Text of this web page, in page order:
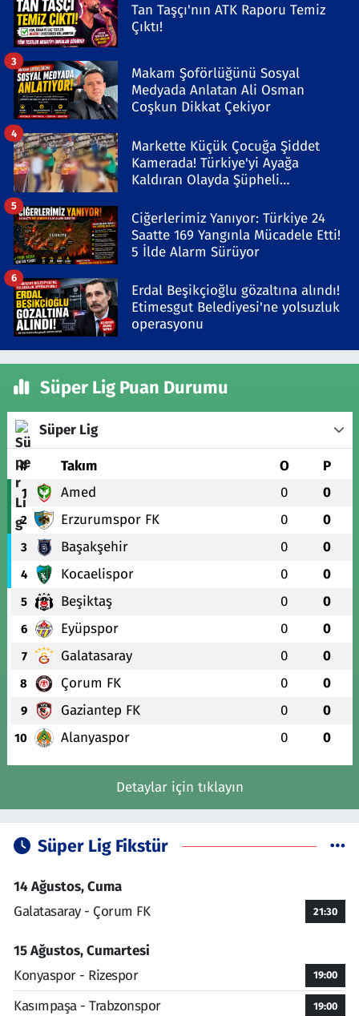
Tan Taşçı'nın ATK Raporu Temiz
Çıktı!
Makam Şoförlüğünü Sosyal
Medyada Anlatan Ali Osman
Coşkun Dikkat Çekiyor
3
Markette Küçük Çocuğa Şiddet
Kamerada! Türkiye'yi Ayağa
Kaldıran Olayda Şüpheli
4
Ciğerlerimiz Yanıyor: Türkiye 24
Saatte 169 Yangınla Mücadele Etti!
5 İlde Alarm Sürüyor
5
Erdal Beşikçioğlu gözaltına alındı!
Etimesgut Belediyesi'ne yolsuzluk
operasyonu
6
Süper Lig Puan Durumu
Süper Lig
# Takım O P
1 Amed 0 0
2 Erzurumspor FK 0 0
3 Başakşehir 0 0
4 Kocaelispor 0 0
5 Beşiktaş 0 0
6 Eyüpspor 0 0
7 Galatasaray 0 0
8 Çorum FK 0 0
9 Gaziantep FK 0 0
10 Alanyaspor 0 0
Detaylar için tıklayın
Süper Lig Fikstür
14 Ağustos, Cuma
Galatasaray - Çorum FK
21:30
15 Ağustos, Cumartesi
Konyaspor - Rizespor
19:00
Kasımpaşa - Trabzonspor 19:00